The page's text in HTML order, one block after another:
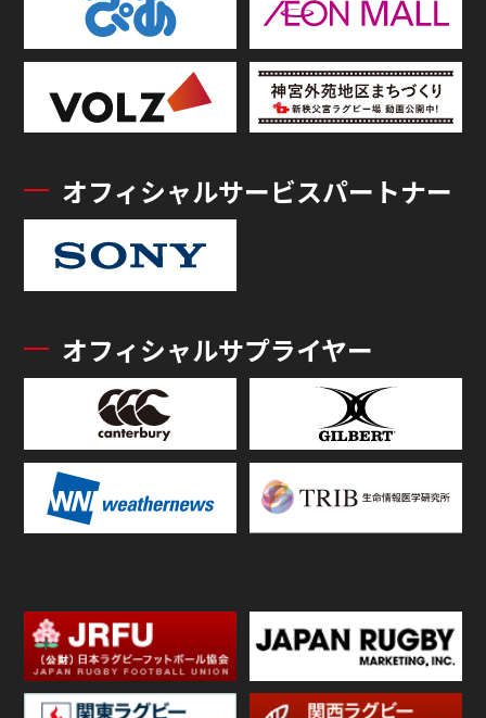
オフィシャルサービスパートナー
オフィシャルサプライヤー